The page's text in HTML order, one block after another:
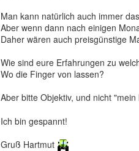
Man kann natürlich auch immer
Aber wenn dann nach einigen
Daher wären auch preisgünstige
Wie sind eure Erfahrungen zu
Wo die Finger von lassen?
Aber bitte Objektiv, und nicht
Ich bin gespannt!
Gruß Hartmut